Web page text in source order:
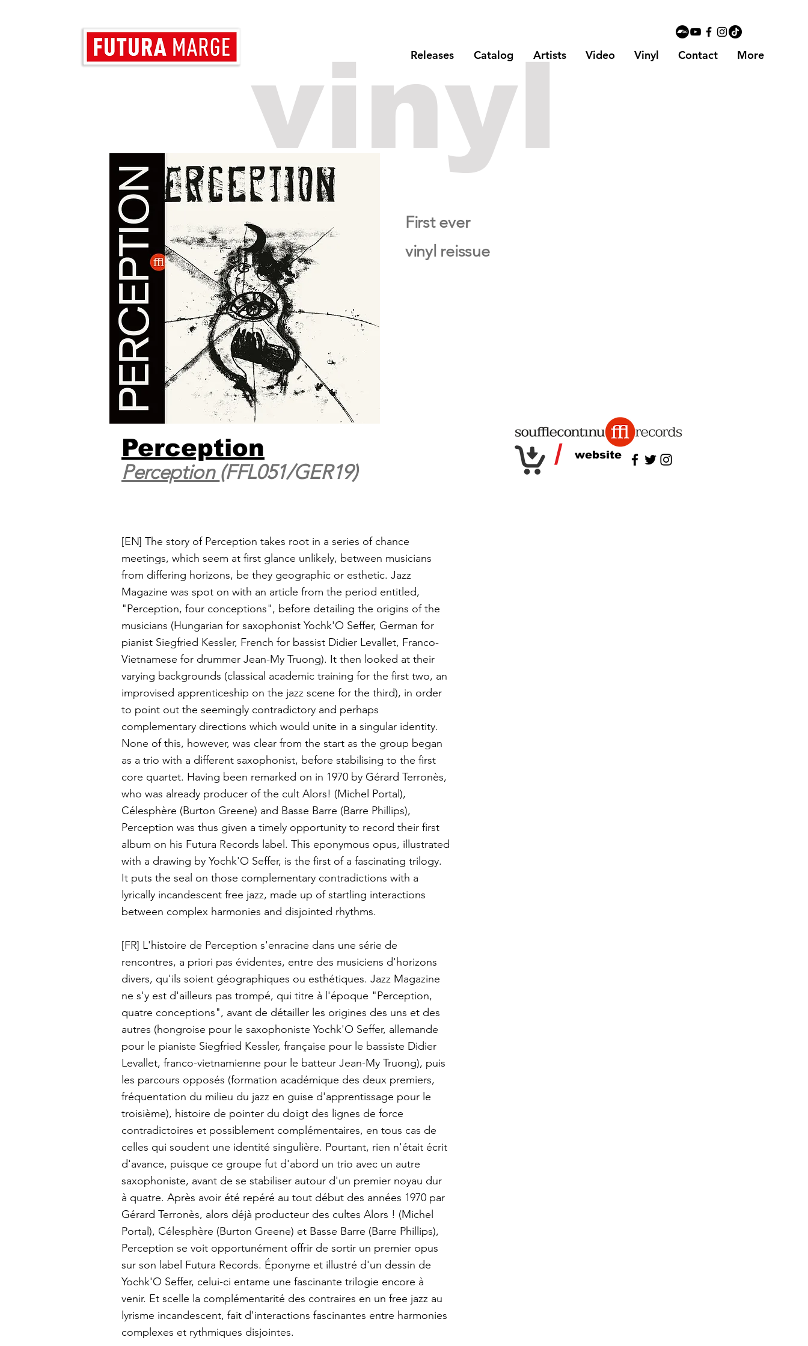
Releases Catalog Artists Video Vinyl Contact More
First ever
vinyl reissue
vinyl
Perception
Perception (FFL051/GER19)
/ website
[EN]The story of Perception takes root in a series of chance
meetings, which seem at first glance unlikely, between musicians
from differing horizons, be they geographic or esthetic. Jazz
Magazine was spot on with an article from the period entitled,
"Perception, four conceptions", before detailing the origins of the
musicians (Hungarian for saxophonist Yochk'O Seffer, German for
pianist Siegfried Kessler, French for bassist Didier Levallet, Franco-
Vietnamese for drummer Jean-My Truong). It then looked at their
varying backgrounds (classical academic training for the first two, an
improvised apprenticeship on the jazz scene for the third), in order
to point out the seemingly contradictory and perhaps
complementary directions which would unite in a singular identity.
None of this, however, was clear from the start as the group began
as a trio with a different saxophonist, before stabilising to the first
core quartet. Having been remarked on in 1970 by Gérard Terronès,
who was already producer of the cult Alors! (Michel Portal),
Célesphère (Burton Greene) and Basse Barre (Barre Phillips),
Perception was thus given a timely opportunity to record their first
album on his Futura Records label. This eponymous opus, illustrated
with a drawing by Yochk'O Seffer, is the first of a fascinating trilogy.
It puts the seal on those complementary contradictions with a
lyrically incandescent free jazz, made up of startling interactions
between complex harmonies and disjointed rhythms.
[FR] L'histoire de Perception s'enracine dans une série de
rencontres, a priori pas évidentes, entre des musiciens d'horizons
divers, qu'ils soient géographiques ou esthétiques. Jazz Magazine
ne s'y est d'ailleurs pas trompé, qui titre à l'époque "Perception,
quatre conceptions", avant de détailler les origines des uns et des
autres (hongroise pour le saxophoniste Yochk'O Seffer, allemande
pour le pianiste Siegfried Kessler, française pour le bassiste Didier
Levallet, franco-vietnamienne pour le batteur Jean-My Truong), puis
les parcours opposés (formation académique des deux premiers,
fréquentation du milieu du jazz en guise d'apprentissage pour le
troisième), histoire de pointer du doigt des lignes de force
contradictoires et possiblement complémentaires, en tous cas de
celles qui soudent une identité singulière. Pourtant, rien n'était écrit
d'avance, puisque ce groupe fut d'abord un trio avec un autre
saxophoniste, avant de se stabiliser autour d'un premier noyau dur
à quatre. Après avoir été repéré au tout début des années 1970 par
Gérard Terronès, alors déjà producteur des cultes Alors ! (Michel
Portal), Célesphère (Burton Greene) et Basse Barre (Barre Phillips),
Perception se voit opportunément offrir de sortir un premier opus
sur son label Futura Records. Éponyme et illustré d'un dessin de
Yochk'O Seffer, celui-ci entame une fascinante trilogie encore à
venir. Et scelle la complémentarité des contraires en un free jazz au
lyrisme incandescent, fait d'interactions fascinantes entre harmonies
complexes et rythmiques disjointes.